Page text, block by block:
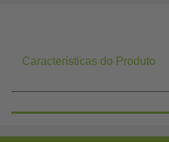
Características do Produto